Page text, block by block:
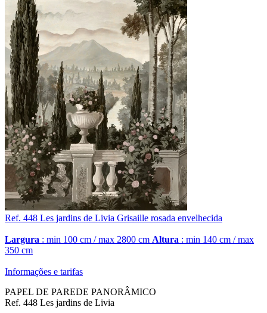
Ref. 448 Les jardins de Livia Grisaille rosada envelhecida
Largura : min 100 cm / max 2800 cm Altura : min 140 cm / max
350 cm
Informações e tarifas
PAPEL DE PAREDE PANORÂMICO
Ref. 448 Les jardins de Livia